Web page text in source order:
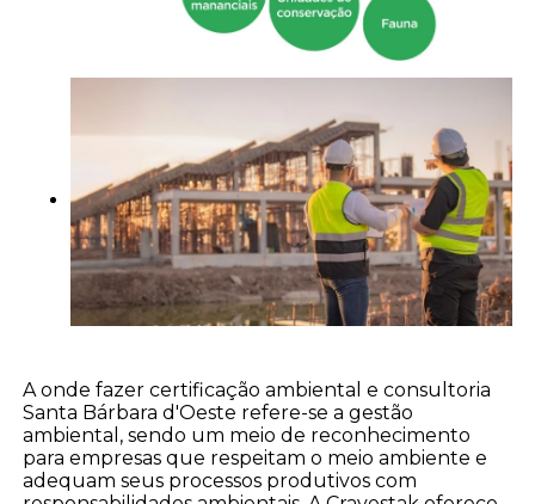
A onde fazer certificação ambiental e consultoria
Santa Bárbara d'Oeste refere-se a gestão
ambiental, sendo um meio de reconhecimento
para empresas que respeitam o meio ambiente e
adequam seus processos produtivos com